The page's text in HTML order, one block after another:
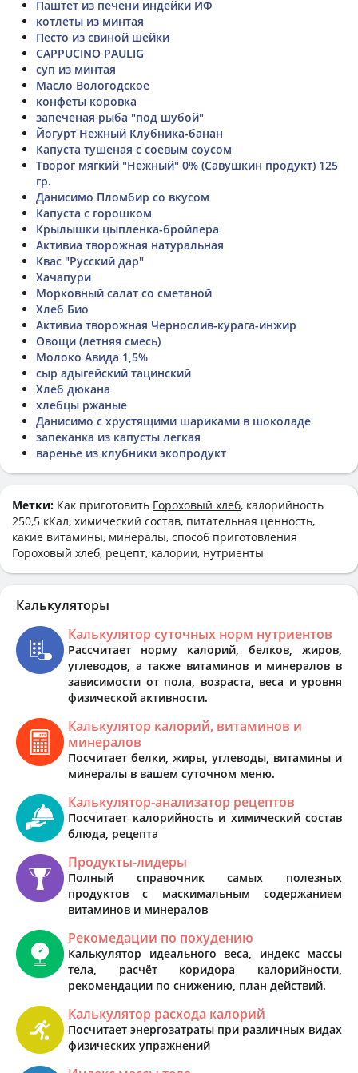
Паштет из печени индейки ИФ
котлеты из минтая
Песто из свиной шейки
CAPPUCINO PAULIG
суп из минтая
Масло Вологодское
конфеты коровка
запеченая рыба "под шубой"
Йогурт Нежный Клубника-банан
Капуста тушеная с соевым соусом
Творог мягкий "Нежный" 0% (Савушкин продукт) 125
гр.
Данисимо Пломбир со вкусом
Капуста с горошком
Крылышки цыпленка-бройлера
Активиа творожная натуральная
Квас "Русский дар"
Хачапури
Морковный салат со сметаной
Хлеб Био
Активиа творожная Чернослив-курага-инжир
Овощи (летняя смесь)
Молоко Авида 1,5%
сыр адыгейский тацинский
Хлеб дюкана
хлебцы ржаные
Данисимо с хрустящими шариками в шоколаде
запеканка из капусты легкая
варенье из клубники экопродукт
Метки: Как приготовить Гороховый хлеб, калорийность
250,5 кКал, химический состав, питательная ценность,
какие витамины, минералы, способ приготовления
Гороховый хлеб, рецепт, калории, нутриенты
Калькуляторы
Калькулятор суточных норм нутриентов
Рассчитает норму калорий, белков, жиров,
углеводов, а также витаминов и минералов в
зависимости от пола, возраста, веса и уровня
физической активности.
Калькулятор калорий, витаминов и
минералов
Посчитает белки, жиры, углеводы, витамины и
минералы в вашем суточном меню.
Калькулятор-анализатор рецептов
Посчитает калорийность и химический состав
блюда, рецепта
Продукты-лидеры
Полный справочник самых полезных
продуктов с маскимальным содержанием
витаминов и минералов
Рекомедации по похудению
Калькулятор идеального веса, индекс массы
тела, расчёт коридора калорийности,
рекомендации по снижению, план действий.
Калькулятор расхода калорий
Посчитает энергозатраты при различных видах
физических упражнений